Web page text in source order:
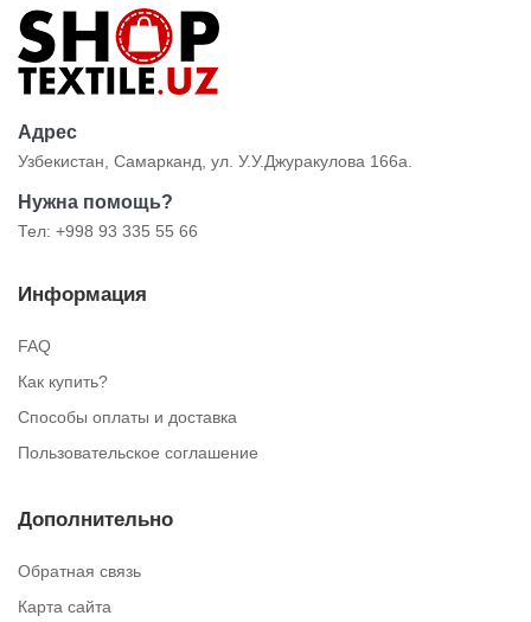
Адрес
Узбекистан, Самарканд, ул. У.У.Джуракулова 166а.
Нужна помощь?
Тел: +998 93 335 55 66
Информация
FAQ
Как купить?
Способы оплаты и доставка
Пользовательское соглашение
Дополнительно
Обратная связь
Карта сайта